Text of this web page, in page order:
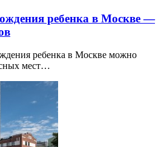
ребенка в Москве —
ребенка в Москве можно
мест…